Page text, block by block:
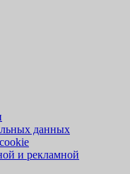
данных
и рекламной